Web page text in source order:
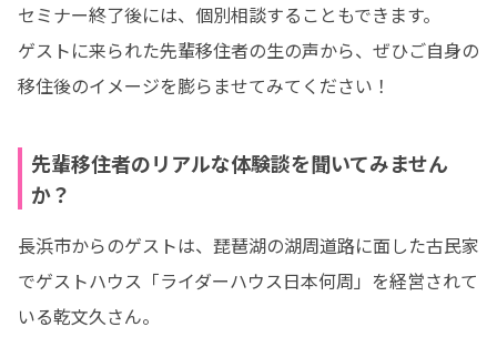
セミナー終了後には、個別相談することもできます。
ゲストに来られた先輩移住者の生の声から、ぜひご自身の
移住後のイメージを膨らませてみてください！
先輩移住者のリアルな体験談を聞いてみません
か？
長浜市からのゲストは、琵琶湖の湖周道路に面した古民家
でゲストハウス「ライダーハウス日本何周」を経営されて
いる乾文久さん。